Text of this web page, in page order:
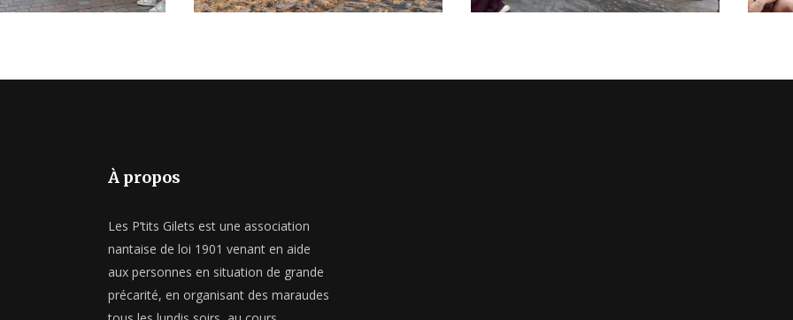
À propos
Les P’tits Gilets est une association
nantaise de loi 1901 venant en aide
aux personnes en situation de grande
précarité, en organisant des maraudes